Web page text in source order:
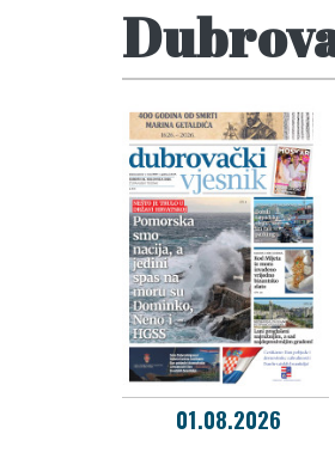
01.08.2026